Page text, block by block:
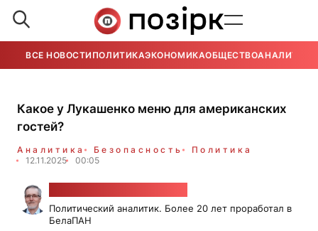
ВСЕ НОВОСТИ ПОЛИТИКАЭКОНОМИКАОБЩЕСТВОАНАЛИТИКА
Какое у Лукашенко меню для американских
гостей?
Аналитика Безопасность
Политика
12.11.2025
00:05
Политический аналитик. Более 20 лет проработал в
БелаПАН